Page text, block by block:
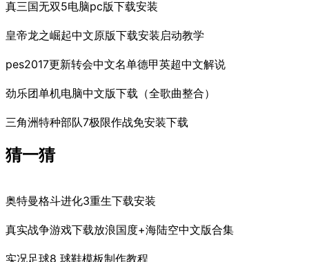
真三国无双5电脑pc版下载安装
皇帝龙之崛起中文原版下载安装启动教学
pes2017更新转会中文名单德甲英超中文解说
劲乐团单机电脑中文版下载（全歌曲整合）
三角洲特种部队7极限作战免安装下载
猜一猜
奥特曼格斗进化3重生下载安装
真实战争游戏下载放浪国度+海陆空中文版合集
实况足球8 球鞋模板制作教程